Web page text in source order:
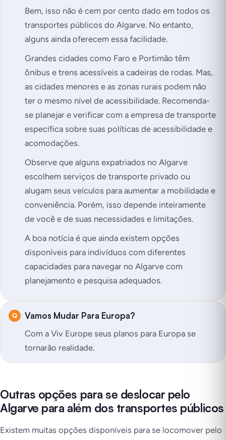
Bem, isso não é cem por cento dado em todos os
transportes públicos do Algarve. No entanto,
alguns ainda oferecem essa facilidade.
Grandes cidades como Faro e Portimão têm
ônibus e trens acessíveis a cadeiras de rodas. Mas,
as cidades menores e as zonas rurais podem não
ter o mesmo nível de acessibilidade. Recomenda-
se planejar e verificar com a empresa de transporte
específica sobre suas políticas de acessibilidade e
acomodações.
Observe que alguns expatriados no Algarve
escolhem serviços de transporte privado ou
alugam seus veículos para aumentar a mobilidade e
conveniência. Porém, isso depende inteiramente
de você e de suas necessidades e limitações.
A boa notícia é que ainda existem opções
disponíveis para indivíduos com diferentes
capacidades para navegar no Algarve com
planejamento e pesquisa adequados.
Vamos Mudar Para Europa?
Com a Viv Europe seus planos para Europa se
tornarão realidade.
Outras opções para se deslocar pelo
Algarve para além dos transportes públicos
Existem muitas opções disponíveis para se locomover pelo